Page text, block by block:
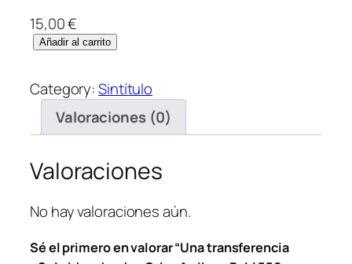
15,00€
Añadir al carrito
Category:Sintítulo
Valoraciones (0)
Valoraciones
No hay valoraciones aún.
Sé el primero en valorar “Una transferencia